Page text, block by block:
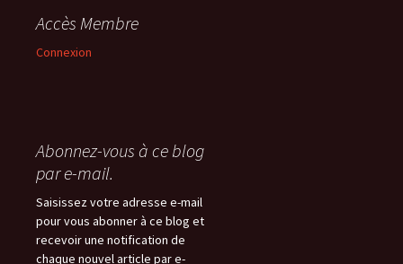
Accès Membre
Connexion
Abonnez-vous à ce blog
par e-mail.
Saisissez votre adresse e-mail
pour vous abonner à ce blog et
recevoir une notification de
chaque nouvel article par e-